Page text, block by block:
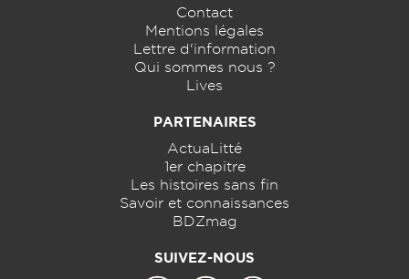
Contact
Mentions légales
Lettre d'information
Qui sommes nous ?
Lives
PARTENAIRES
ActuaLitté
1er chapitre
Les histoires sans fin
Savoir et connaissances
BDZmag
SUIVEZ-NOUS